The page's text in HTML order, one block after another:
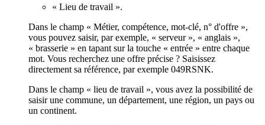
« Lieu de travail ».
Dans le champ « Métier, compétence, mot-clé, n° d'offre »,
vous pouvez saisir, par exemple, « serveur », « anglais »,
« brasserie » en tapant sur la touche « entrée » entre chaque
mot. Vous recherchez une offre précise ? Saisissez
directement sa référence, par exemple 049RSNK.
Dans le champ « lieu de travail », vous avez la possibilité de
saisir une commune, un département, une région, un pays ou
un continent.